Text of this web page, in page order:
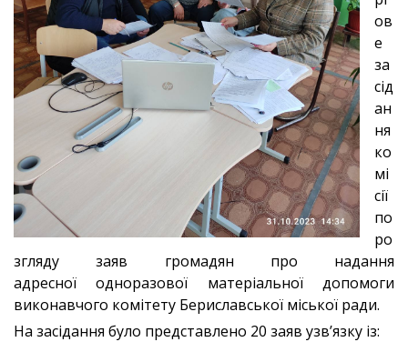
ов
е
за
сід
ан
ня
ко
мі
сії
по
ро
згляду заяв громадян про надання
адресної одноразової матеріальної допомоги
виконавчого комітету Бериславської міської ради.
На засідання було представлено 20 заяв узв’язку із: